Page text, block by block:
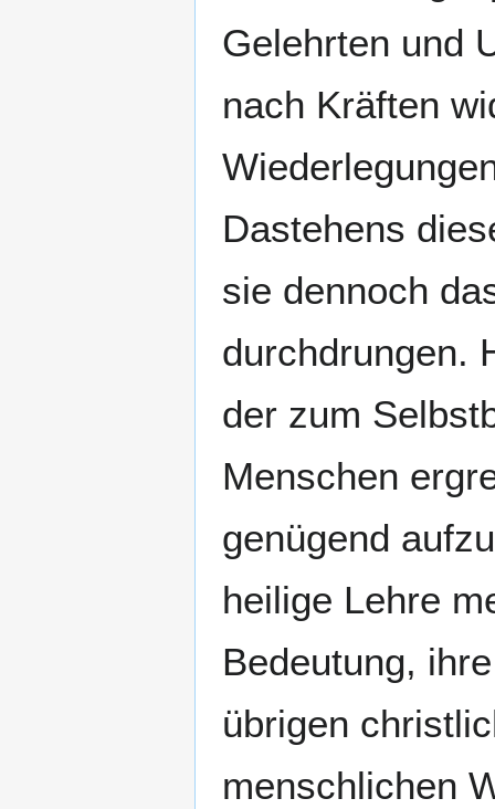
Gelehrten und
nach Kräften
Dastehens
sie dennoch
durchdrungen.
der zum
Menschen
genügend
heilige Lehre
Bedeutung,
übrigen
menschlichen